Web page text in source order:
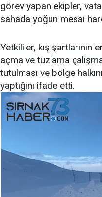
görev yapan ekipler,
sahada yoğun mesai
Yetkililer, kış şartlarının
açma ve tuzlama
tutulması ve bölge
yaptığını ifade etti.